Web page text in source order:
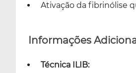
Ativação da fibrinólise
Informações
Técnica ILIB: